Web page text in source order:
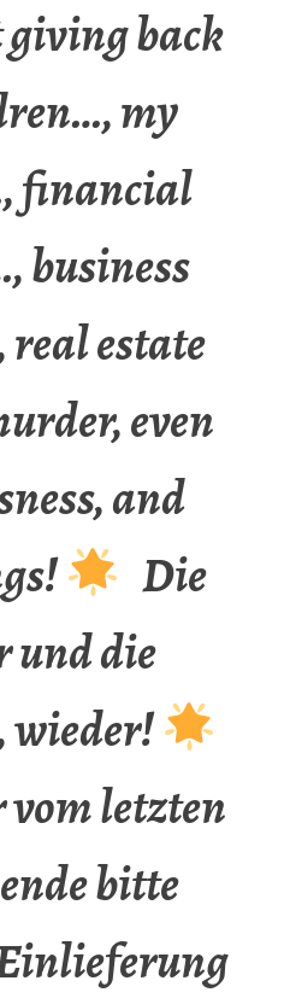
back
my
financial
business
estate
even
and
Die
und die
letzten
bitte